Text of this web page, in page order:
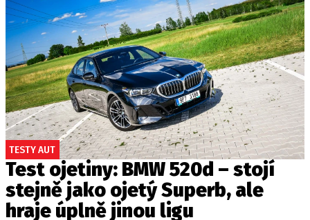
TESTY AUT
Test ojetiny: BMW 520d – stojí
stejně jako ojetý Superb, ale
hraje úplně jinou ligu